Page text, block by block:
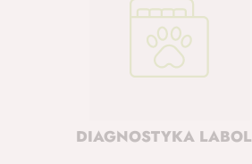
DIAGNOSTYKA